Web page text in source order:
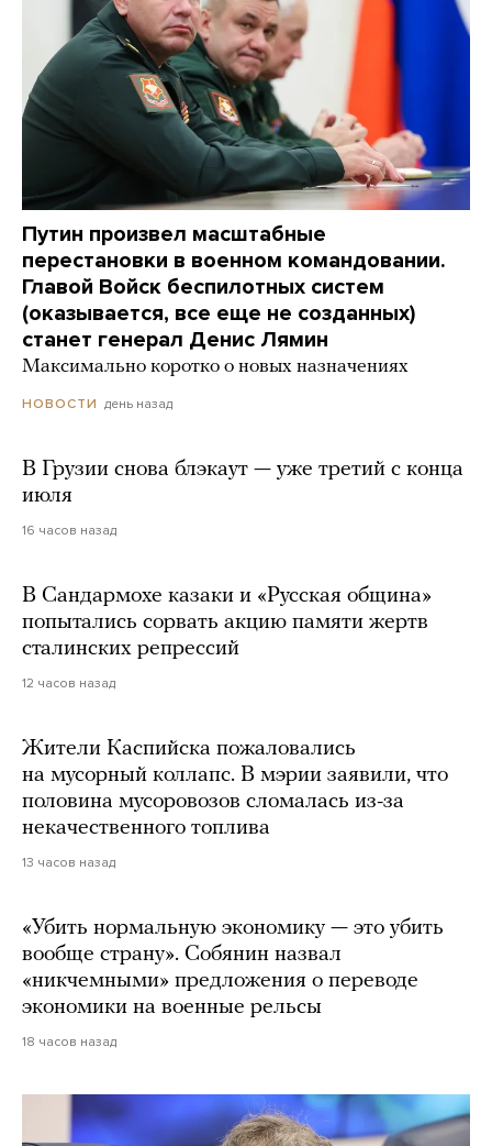
Путин произвел масштабные
перестановки в военном командовании.
Главой Войск беспилотных систем
(оказывается, все еще не созданных)
станет генерал Денис Лямин
Максимально коротко о новых назначениях
НОВОСТИ день назад
В Грузии снова блэкаут — уже третий с конца
июля
16 часов назад
В Сандармохе казаки и «Русская община»
попытались сорвать акцию памяти жертв
сталинских репрессий
12 часов назад
Жители Каспийска пожаловались
на мусорный коллапс. В мэрии заявили, что
половина мусоровозов сломалась из-за
некачественного топлива
13 часов назад
«Убить нормальную экономику — это убить
вообще страну». Собянин назвал
«никчемными» предложения о переводе
экономики на военные рельсы
18 часов назад